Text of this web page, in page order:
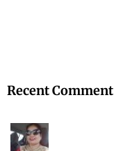
Recent Comment